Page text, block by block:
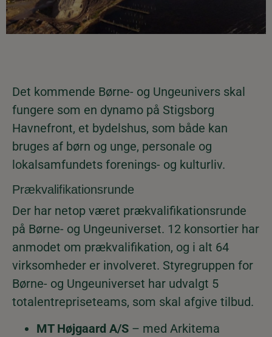
Det kommende Børne- og Ungeunivers skal
fungere som en dynamo på Stigsborg
Havnefront, et bydelshus, som både kan
bruges af børn og unge, personale og
lokalsamfundets forenings- og kulturliv.
Prækvalifikationsrunde
Der har netop været prækvalifikationsrunde
på Børne- og Ungeuniverset. 12 konsortier har
anmodet om prækvalifikation, og i alt 64
virksomheder er involveret. Styregruppen for
Børne- og Ungeuniverset har udvalgt 5
totalentrepriseteams, som skal afgive tilbud.
MT Højgaard A/S – med Arkitema